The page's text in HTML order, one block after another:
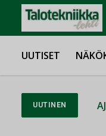
UUTISET
UUTINEN